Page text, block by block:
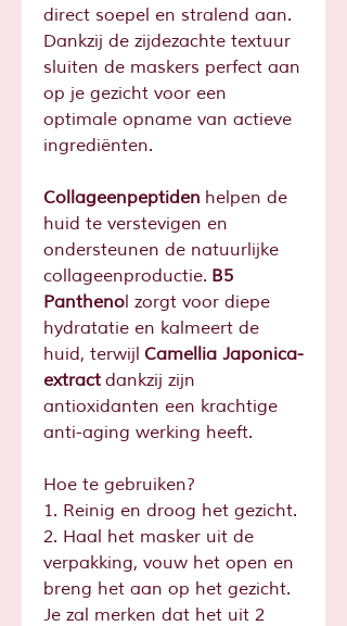
direct soepel en stralend aan.
Dankzij de zijdezachte textuur
sluiten de maskers perfect aan
op je gezicht voor een
optimale opname van actieve
ingrediënten.
Collageenpeptiden helpen de
huid te verstevigen en
ondersteunen de natuurlijke
collageenproductie. B5
Panthenol zorgt voor diepe
hydratatie en kalmeert de
huid, terwijl Camellia Japonica-
extract dankzij zijn
antioxidanten een krachtige
anti-aging werking heeft.
Hoe te gebruiken?
1. Reinig en droog het gezicht.
2. Haal het masker uit de
verpakking, vouw het open en
breng het aan op het gezicht.
Je zal merken dat het uit 2